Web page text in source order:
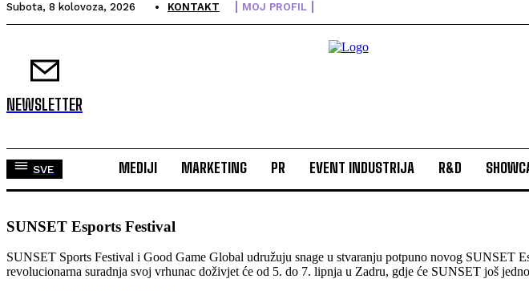
Subota, 8 kolovoza, 2026 KONTAKT MOJ PROFIL
NEWSLETTER
SVE MEDIJI MARKETING PR EVENT INDUSTRIJA R&D
SUNSET Esports Festival
SUNSET Sports Festival i Good Game Global udružuju snage u stvaranju potpuno novog SUNSET
revolucionarna suradnja svoj vrhunac doživjet će od 5. do 7. lipnja u Zadru, gdje će SUNSET još